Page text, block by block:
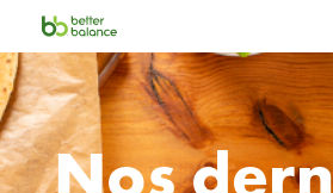
Nos